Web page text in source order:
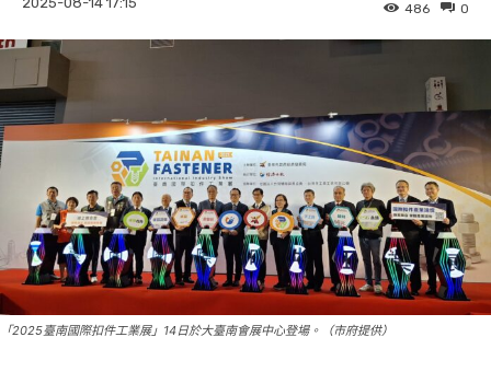
0
486
「2025臺南國際扣件工業展」14日於大臺南會展中心登場。（市府提供）